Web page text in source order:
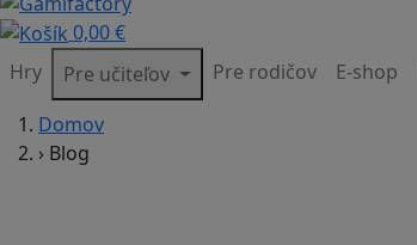
0,00 €
Hry
Pre učiteľov Pre rodičov E-shop
Domov
› Blog